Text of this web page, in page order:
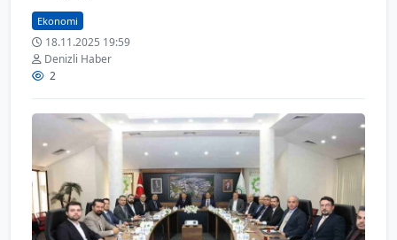
Ekonomi
18.11.2025 19:59
Denizli Haber
2